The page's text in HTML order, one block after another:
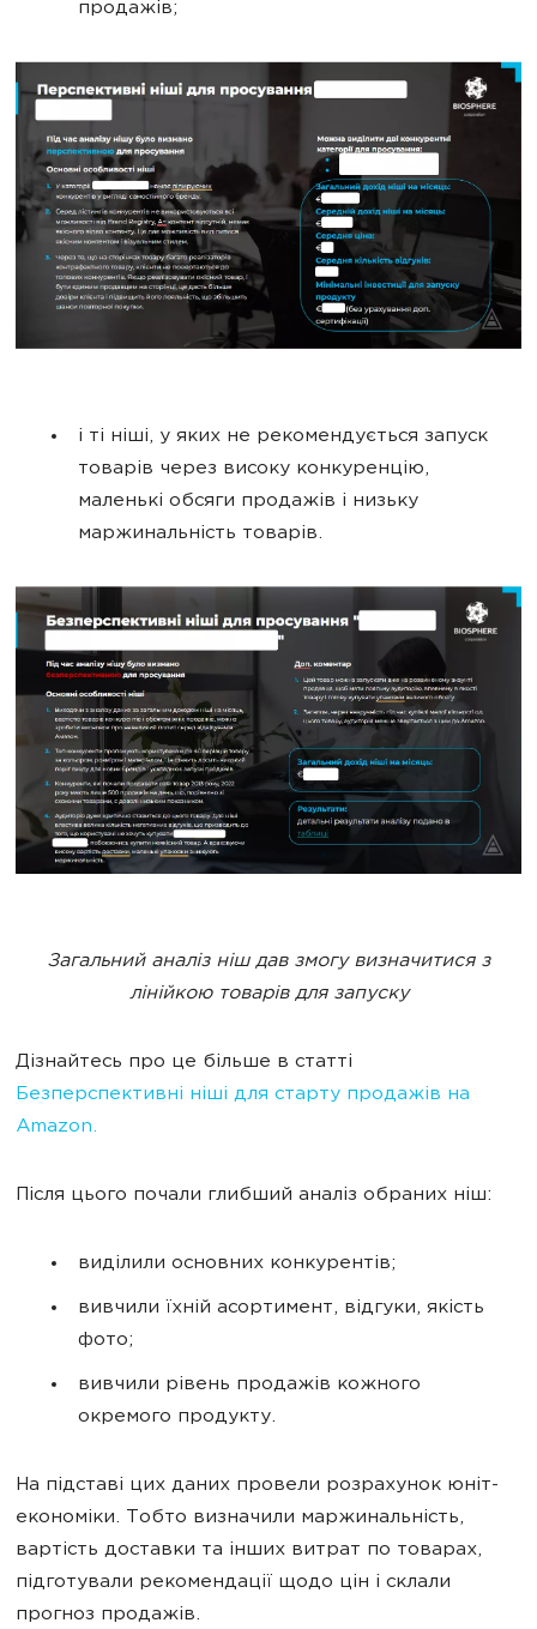
продажів;
і ті ніші, у яких не рекомендується запуск
товарів через високу конкуренцію,
маленькі обсяги продажів і низьку
маржинальність товарів.
Загальний аналіз ніш дав змогу визначитися з
лінійкою товарів для запуску
Дізнайтесь про це більше в статті
Безперспективні ніші для старту продажів на
Amazon.
Після цього почали глибший аналіз обраних ніш:
виділили основних конкурентів;
вивчили їхній асортимент, відгуки, якість
фото;
вивчили рівень продажів кожного
окремого продукту.
На підставі цих даних провели розрахунок юніт-
економіки. Тобто визначили маржинальність,
вартість доставки та інших витрат по товарах,
підготували рекомендації щодо цін і склали
прогноз продажів.